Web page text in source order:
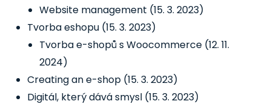
Website management (15. 3. 2023)
Tvorba eshopu (15. 3. 2023)
Tvorba e-shopů s Woocommerce (12. 11.
2024)
Creating an e-shop (15. 3. 2023)
Digitál, který dává smysl (15. 3. 2023)